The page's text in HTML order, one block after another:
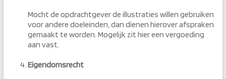
Mocht de opdrachtgever de illustraties willen gebruiken
voor andere doeleinden, dan dienen hierover afspraken
gemaakt te worden. Mogelijk zit hier een vergoeding
aan vast.
Eigendomsrecht